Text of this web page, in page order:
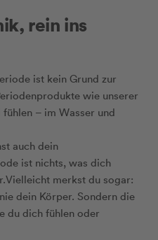
rein ins
ist kein Grund zur
wie unserer
– im Wasser und
auch dein
ist nichts, was dich
merkst du sogar:
dein Körper. Sondern die
du dich fühlen oder